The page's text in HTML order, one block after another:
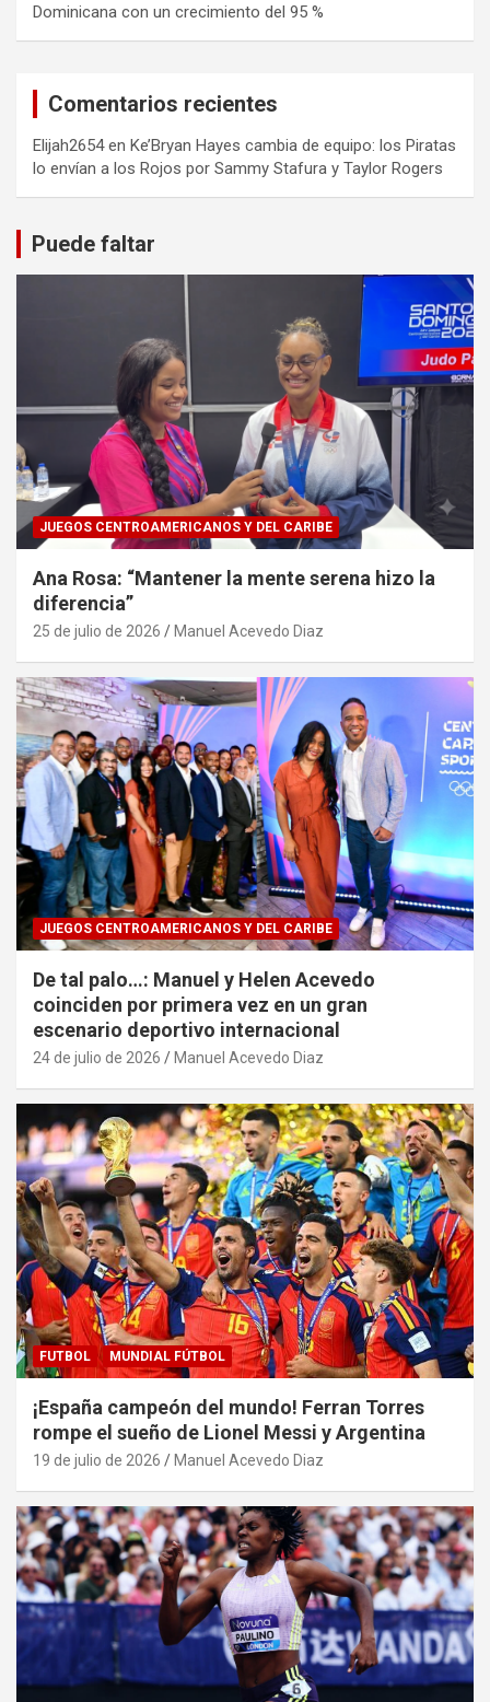
Dominicana con un crecimiento del 95 %
Comentarios recientes
Elijah2654en Ke’Bryan Hayes cambia de equipo: los Piratas
lo envían a los Rojos por Sammy Stafura y Taylor Rogers
Puede faltar
JUEGOS CENTROAMERICANOS Y DEL CARIBE
Ana Rosa: “Mantener la mente serena hizo la
diferencia”
25 de julio de 2026 Manuel Acevedo Diaz
JUEGOS CENTROAMERICANOS Y DEL CARIBE
De tal palo…: Manuel y Helen Acevedo
coinciden por primera vez en un gran
escenario deportivo internacional
24 de julio de 2026 Manuel Acevedo Diaz
FUTBOL MUNDIAL FÚTBOL
¡España campeón del mundo! Ferran Torres
rompe el sueño de Lionel Messi y Argentina
19 de julio de 2026 Manuel Acevedo Diaz